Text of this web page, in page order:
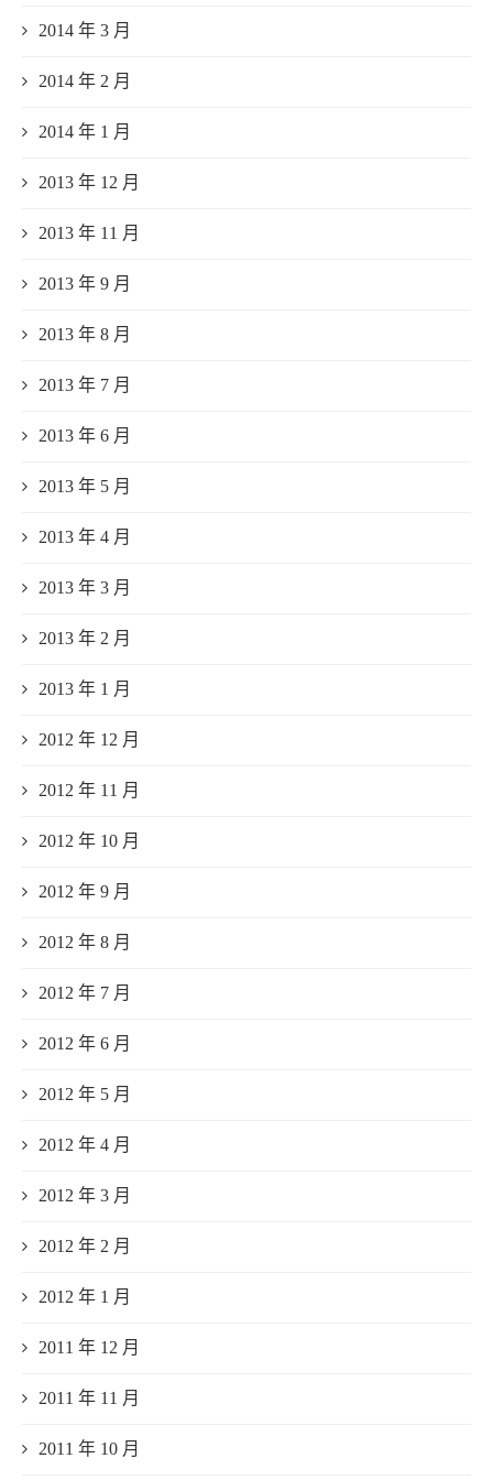
2014 年 3 月
2014 年 2 月
2014 年 1 月
2013 年 12 月
2013 年 11 月
2013 年 9 月
2013 年 8 月
2013 年 7 月
2013 年 6 月
2013 年 5 月
2013 年 4 月
2013 年 3 月
2013 年 2 月
2013 年 1 月
2012 年 12 月
2012 年 11 月
2012 年 10 月
2012 年 9 月
2012 年 8 月
2012 年 7 月
2012 年 6 月
2012 年 5 月
2012 年 4 月
2012 年 3 月
2012 年 2 月
2012 年 1 月
2011 年 12 月
2011 年 11 月
2011 年 10 月